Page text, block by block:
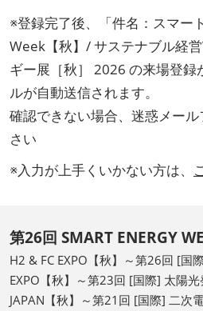
※登録完了後、「件名：スマー
Week【秋】/ サステナブル経
ギー展［秋］ 2026 の来場登録
ルが自動送信されます。
確認できない場合、迷惑メー
さい
※入力が上手くいかない方は、
第26回 SMART ENERGY
H2 & FC EXPO【秋】～第26回 [国
EXPO【秋】～第23回 [国際] 太陽光
JAPAN【秋】～第21回 [国際] 二次